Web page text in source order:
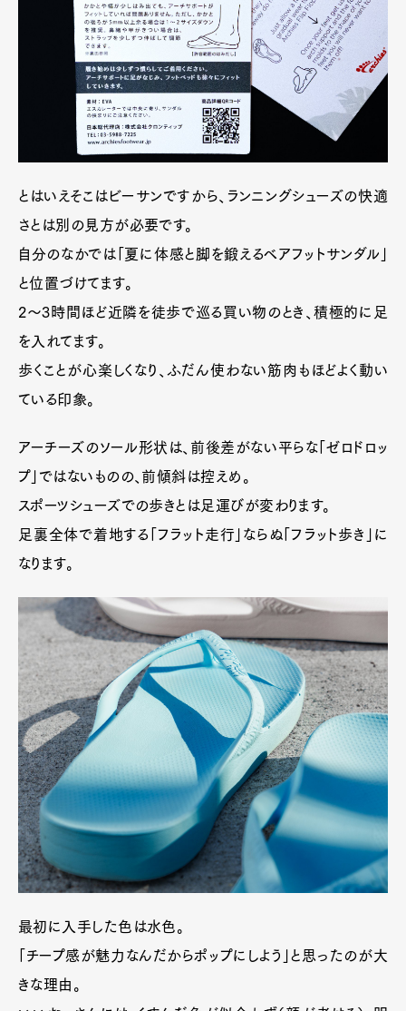
とはいえそこはビーサンですから、ランニングシューズの快適
さとは別の見方が必要です。
自分のなかでは「夏に体感と脚を鍛えるベアフットサンダル」
と位置づけてます。
2〜3時間ほど近隣を徒歩で巡る買い物のとき、積極的に足
を入れてます。
歩くことが心楽しくなり、ふだん使わない筋肉もほどよく動い
ている印象。
アーチーズのソール形状は、前後差がない平らな「ゼロドロッ
プ」ではないものの、前傾斜は控えめ。
スポーツシューズでの歩きとは足運びが変わります。
足裏全体で着地する「フラット走行」ならぬ「フラット歩き」に
なります。
最初に入手した色は水色。
「チープ感が魅力なんだからポップにしよう」と思ったのが大
きな理由。